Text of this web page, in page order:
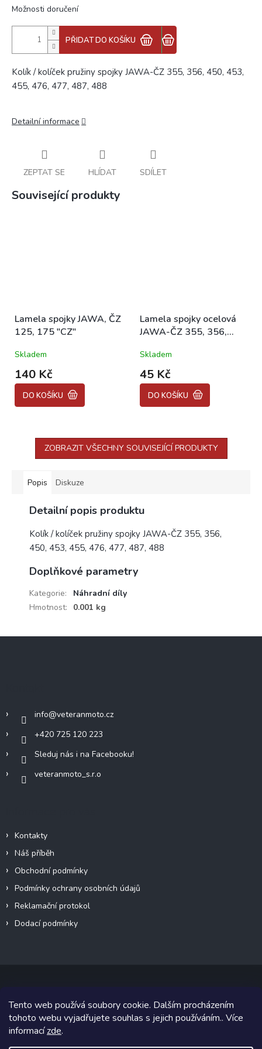
Tento web používá soubory cookie. Dalším procházením
tohoto webu vyjadřujete souhlas s jejich používáním.. Více
informacízde.
Možnosti doručení
PŘIDAT DO KOŠÍKU
Kolík / kolíček pružiny spojky JAWA-ČZ 355, 356, 450, 453,
455, 476, 477, 487, 488
Detailní informace
ZEPTAT SE HLÍDAT SDÍLET
Související produkty
Lamela spojky JAWA, ČZ
125, 175 "CZ"
Skladem
140 Kč
DO KOŠÍKU
Lamela spojky ocelová
JAWA-ČZ 355, 356,
477, 487, 488 "CZ"
Skladem
45 Kč
DO KOŠÍKU
ZOBRAZIT VŠECHNY SOUVISEJÍCÍ PRODUKTY
Popis Diskuze
Detailní popis produktu
Kolík / kolíček pružiny spojky JAWA-ČZ 355, 356,
450, 453, 455, 476, 477, 487, 488
Doplňkové parametry
Kategorie:
Náhradní díly
Hmotnost: 0.001 kg
info@veteranmoto.cz
+420 725 120 223
Sleduj nás i na Facebooku!
veteranmoto_s.r.o
Kontakty
Náš příběh
Obchodní podmínky
Podmínky ochrany osobních údajů
Reklamační protokol
Dodací podmínky
Copyright 2026VeteránMoto s.r.o.. Všechna práva vyhrazena.
Grafický návrh vytvořil a na Shoptet implementoval
Shoptetak.cz.